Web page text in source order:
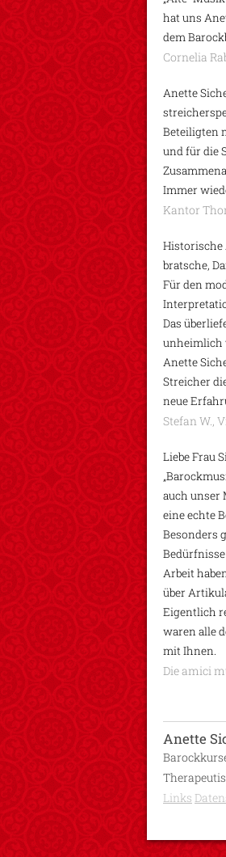
hat uns
dem
Cornelia
Anette
Beteiligten
und für die
Immer
Kantor
Historische
bratsche,
Für den
Das
unheimlich
Anette
Streicher
neue
Stefan W.,
Liebe Frau
auch unser
eine echte
Besonders
Arbeit
über
Eigentlich
waren alle
mit Ihnen.
Die amici
Anette
Links